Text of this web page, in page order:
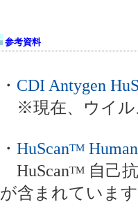
参考資料
・ CDI Antygen
※現在、ウイル
・ HuScanTM
HuScanTM 自己
が含まれていま